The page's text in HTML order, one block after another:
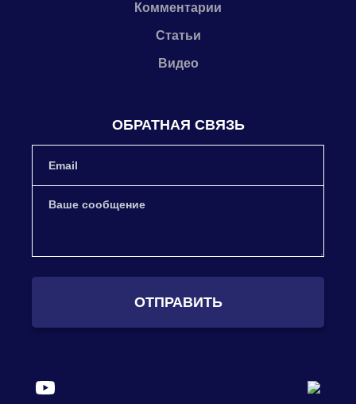
Комментарии
Статьи
Видео
ОБРАТНАЯ СВЯЗЬ
ОТПРАВИТЬ